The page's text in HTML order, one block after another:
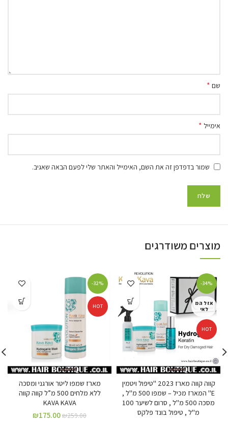
שם *
אימייל *
שמור בדפדפן זה את השם, האימייל והאתר שלי לפעם הבאה שאגיב.
מוצרים משודרגים
-34%
אזל המ
לאי
HOT
קווה קווה מארז 2023 "טיפול ויטמין
E" המארז מכיל – שמפו 500 מ"ל ,
מסכה 500 מ"ל , סרום לשיער 100
מ"ל , טיפול בונד פלקס
-32%
HOT
מארז שמפו ליטר אורגני ומסכה
ללא מלחים 500 מ”ל קווה קווה
KAVA KAVA
₪259.00
₪175.00